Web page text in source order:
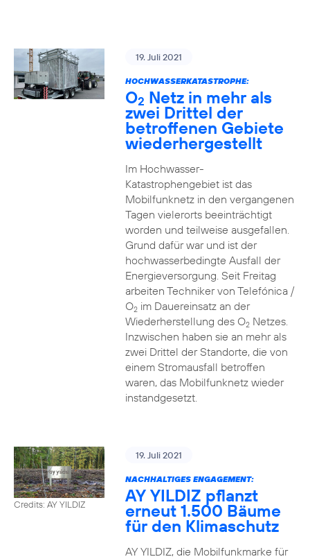
19. Juli 2021
HOCHWASSERKATASTROPHE:
O2 Netz in mehr als
zwei Drittel der
betroffenen Gebiete
wiederhergestellt
Im Hochwasser-
Katastrophengebiet ist das
Mobilfunknetz in den vergangenen
Tagen vielerorts beeinträchtigt
worden und teilweise ausgefallen.
Grund dafür war und ist der
hochwasserbedingte Ausfall der
Energieversorgung. Seit Freitag
arbeiten Techniker von Telefónica /
O2im Dauereinsatz an der
Wiederherstellung des O2Netzes.
Inzwischen haben sie an mehr als
zwei Drittel der Standorte, die von
einem Stromausfall betroffen
waren, das Mobilfunknetz wieder
instandgesetzt.
Credits: AY YILDIZ
19. Juli 2021
NACHHALTIGES ENGAGEMENT:
AY YILDIZ pflanzt
erneut 1.500 Bäume
für den Klimaschutz
AY YILDIZ, die Mobilfunkmarke für